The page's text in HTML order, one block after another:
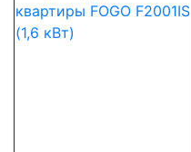
квартиры FOGO F2001IS
(1,6 кВт)